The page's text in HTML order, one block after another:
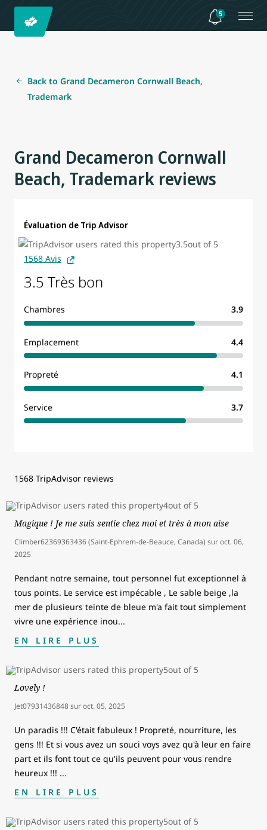
5
Back to Grand Decameron Cornwall Beach,
Trademark
Grand Decameron Cornwall
Beach, Trademark reviews
Évaluation de Trip Advisor
1568 Avis
3.5 Très bon
Chambres 3.9
Emplacement 4.4
Propreté 4.1
Service 3.7
1568 TripAdvisor reviews
Magique ! Je me suis sentie chez moi et très à mon aise
Climber62369363436 (Saint-Ephrem-de-Beauce, Canada) suroct. 06,
2025
Pendant notre semaine, tout personnel fut exceptionnel à
tous points. Le service est impécable , Le sable beige ,la
mer de plusieurs teinte de bleue m'a fait tout simplement
vivre une expérience inou...
EN LIRE PLUS
Lovely !
Jet07931436848suroct. 05, 2025
Un paradis !!! C'était fabuleux ! Propreté, nourriture, les
gens !!! Et si vous avez un souci voys avez qu'à leur en faire
part et ils font tout ce qu'ils peuvent pour vous rendre
heureux !!! ...
EN LIRE PLUS